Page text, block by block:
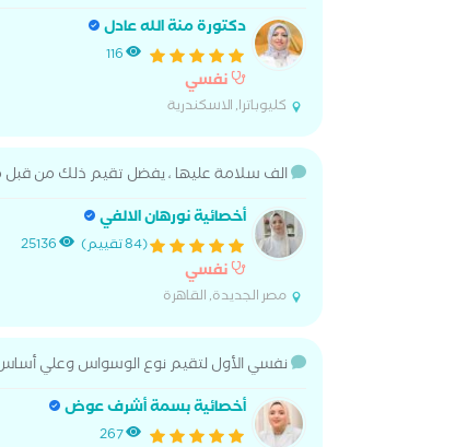
دكتورة منة الله عادل
116
نفسي
كليوباترا, الاسكندرية
الف سلامة عليها ، يفضل تقيم ذلك من
أخصائية نورهان الالفي
(84 تقييم) 25136
نفسي
مصر الجديدة, القاهرة
نفسي الأول لتقيم نوع الوسواس وعلي أساس
أخصائية بسمة أشرف عوض
267